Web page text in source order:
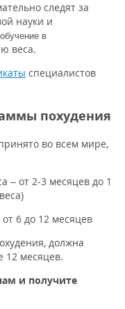
следят за
науки и
в
веса.
специалистов
похудения
во всем мире,
– от 2-3 месяцев до 1
от 6 до 12 месяцев
должна
12 месяцев.
и получите